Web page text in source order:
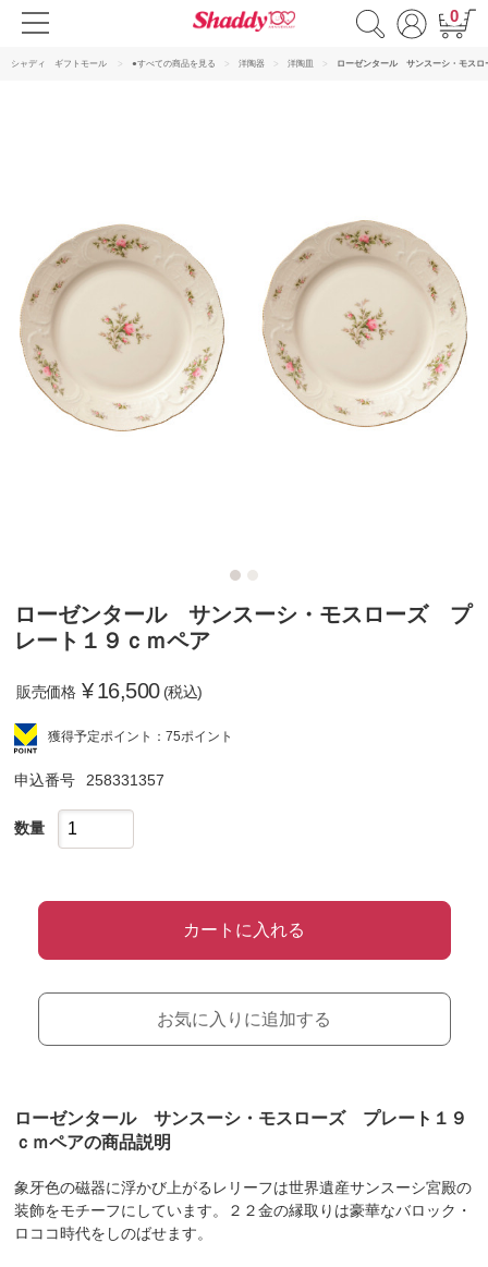
0
シャディ ギフトモール ●すべての商品を見る 洋陶器 洋陶皿 ローゼンタール サンスーシ・モス
ローゼンタール サンスーシ・モスローズ プ
レート１９ｃｍペア
販売価格 ¥16,500 (税込)
獲得予定ポイント：75ポイント
申込番号 258331357
数量
カートに入れる
お気に入りに追加する
ローゼンタール サンスーシ・モスローズ プレート１９
ｃｍペアの商品説明
象牙色の磁器に浮かび上がるレリーフは世界遺産サンスーシ宮殿の
装飾をモチーフにしています。２２金の縁取りは豪華なバロック・
ロココ時代をしのばせます。